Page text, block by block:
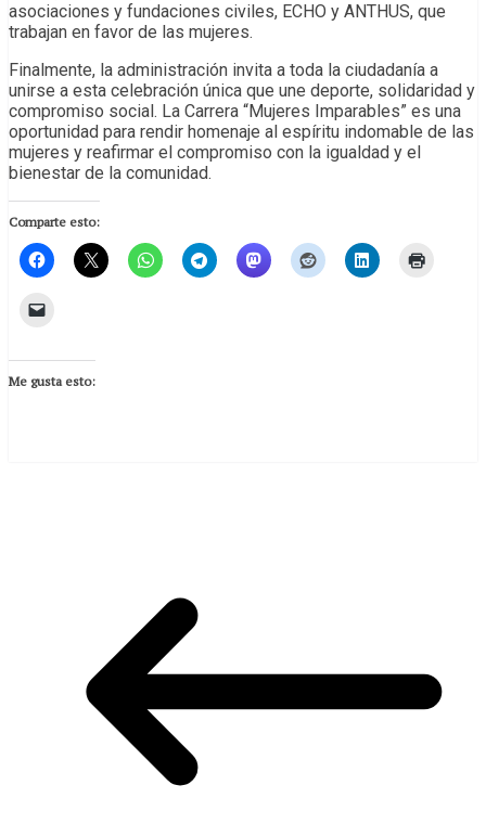
asociaciones y fundaciones civiles, ECHO y ANTHUS, que
trabajan en favor de las mujeres.
Finalmente, la administración invita a toda la ciudadanía a
unirse a esta celebración única que une deporte, solidaridad y
compromiso social. La Carrera “Mujeres Imparables” es una
oportunidad para rendir homenaje al espíritu indomable de las
mujeres y reafirmar el compromiso con la igualdad y el
bienestar de la comunidad.
Comparte esto:
Me gusta esto: